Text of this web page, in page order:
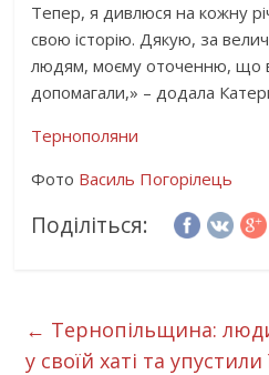
Тепер, я дивлюся на кожну
свою історію. Дякую, за
людям, моєму оточенню, що
допомагали,» – додала
Тернополяни
Фото Василь Погорілець
Поділіться:
← Тернопільщина:
у своїй хаті та упустили